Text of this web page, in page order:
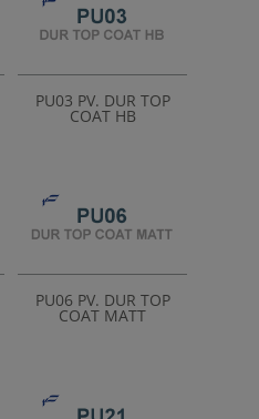
PU03 PV. DUR TOP
COAT HB
PU06 PV. DUR TOP
COAT MATT